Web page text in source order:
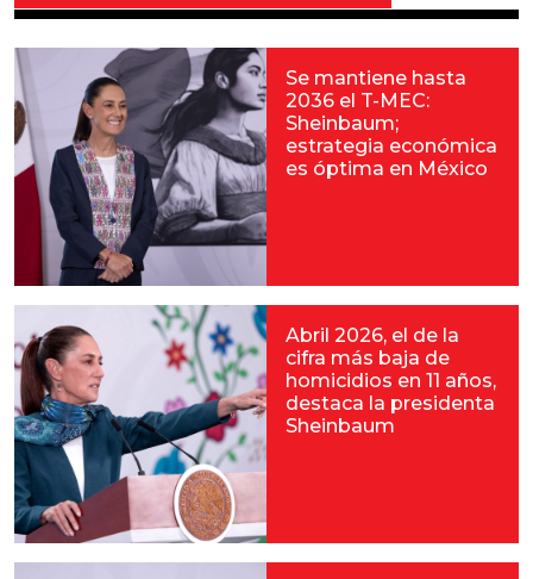
Se mantiene hasta
2036 el T-MEC:
Sheinbaum;
estrategia económica
es óptima en México
Abril 2026, el de la
cifra más baja de
homicidios en 11 años,
destaca la presidenta
Sheinbaum